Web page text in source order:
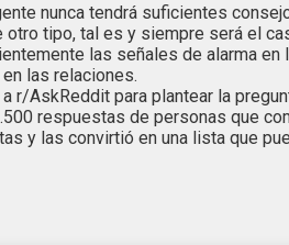
nunca tendrá suficientes
tipo, tal es y siempre será el
las señales de alarma
las relaciones.
a r/AskReddit para plantear la
respuestas de personas que
y las convirtió en una lista que